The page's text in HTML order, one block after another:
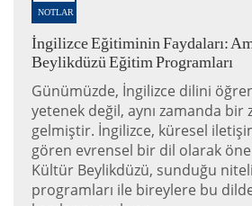
NOTLAR
İngilizce Eğitiminin Faydaları:
Beylikdüzü Eğitim Programları
Günümüzde, İngilizce dilini
yetenek değil, aynı zamanda
gelmiştir. İngilizce, küresel
gören evrensel bir dil olarak öne
Kültür Beylikdüzü, sunduğu
programları ile bireylere bu